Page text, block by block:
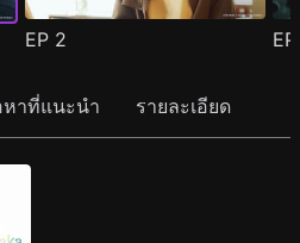
EP 2
หาที่แนะนำ รายละเอียด